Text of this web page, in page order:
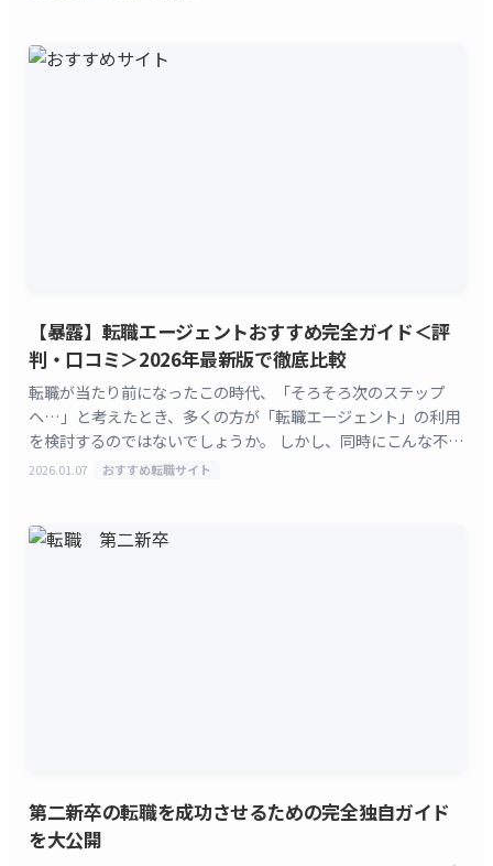
【暴露】転職エージェントおすすめ完全ガイド＜評
判・口コミ＞2026年最新版で徹底比較
転職が当たり前になったこの時代、「そろそろ次のステップ
へ…」と考えたとき、多くの方が「転職エージェント」の利用
を検討するのではないでしょうか。 しかし、同時にこんな不安
も聞こえてきます。 私自身、キャリアアドバイザーとし
2026.01.07 おすすめ転職サイト
第二新卒の転職を成功させるための完全独自ガイド
を大公開